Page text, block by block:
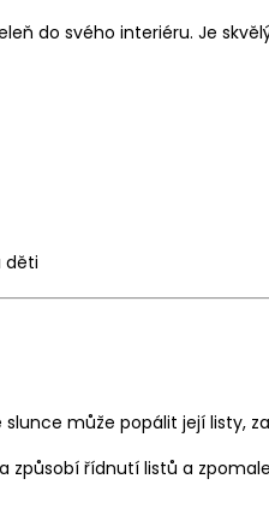
do svého interiéru. Je
děti
slunce může popálit její listy,
způsobí řídnutí listů a